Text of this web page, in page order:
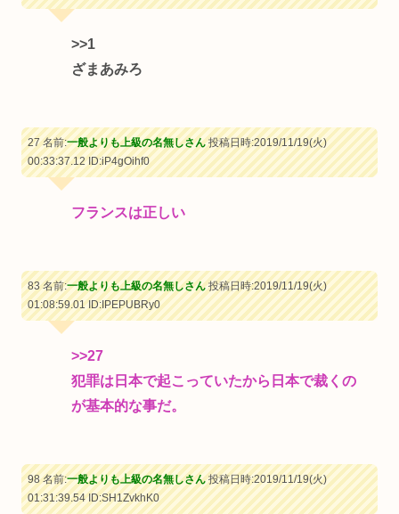
>>1
ざまあみろ
27 名前:一般よりも上級の名無しさん投稿日時:2019/11/19(火)
00:33:37.12ID:iP4gOihf0
フランスは正しい
83 名前:一般よりも上級の名無しさん投稿日時:2019/11/19(火)
01:08:59.01ID:IPEPUBRy0
>>27
犯罪は日本で起こっていたから日本で裁くの
が基本的な事だ。
98 名前:一般よりも上級の名無しさん投稿日時:2019/11/19(火)
01:31:39.54ID:SH1ZvkhK0